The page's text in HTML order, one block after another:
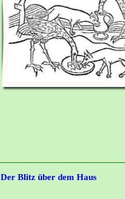
Der Blitz über dem Haus